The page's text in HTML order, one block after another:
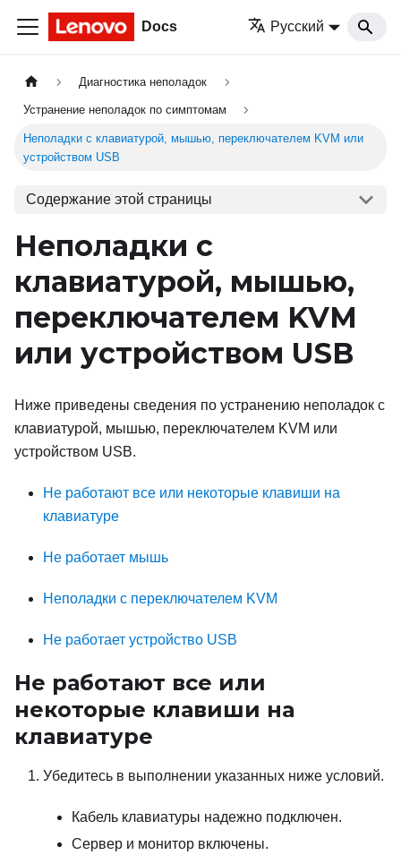
Docs Русский
Диагностика неполадок
Устранение неполадок по симптомам
Неполадки с клавиатурой, мышью, переключателем KVM или
устройством USB
Содержание этой страницы
Неполадки с
клавиатурой, мышью,
переключателем KVM
или устройством USB
Ниже приведены сведения по устранению неполадок с
клавиатурой, мышью, переключателем KVM или
устройством USB.
Не работают все или некоторые клавиши на
клавиатуре
Не работает мышь
Неполадки с переключателем KVM
Не работает устройство USB
Не работают все или
некоторые клавиши на
клавиатуре
Убедитесь в выполнении указанных ниже условий.
Кабель клавиатуры надежно подключен.
Сервер и монитор включены.